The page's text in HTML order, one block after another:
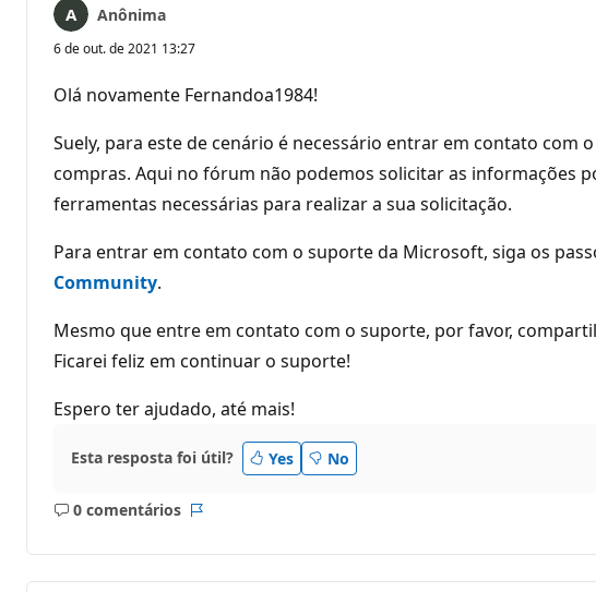
Anônima
6 de out. de 2021 13:27
Olá novamente Fernandoa1984!
Suely, para este de cenário é necessário entrar em contato
compras. Aqui no fórum não podemos solicitar as informações
ferramentas necessárias para realizar a sua solicitação.
Para entrar em contato com o suporte da Microsoft, siga os
Community.
Mesmo que entre em contato com o suporte, por favor,
Ficarei feliz em continuar o suporte!
Espero ter ajudado, até mais!
Esta resposta foi útil? Yes No
0 comentários
Sem